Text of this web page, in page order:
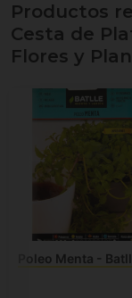
Productos
Cesta de
Flores y
Poleo Menta -